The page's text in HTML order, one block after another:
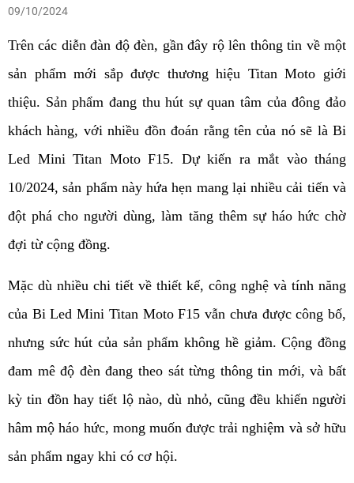
09/10/2024
Trên các diễn đàn độ đèn, gần đây rộ lên thông tin về một
sản phẩm mới sắp được thương hiệu Titan Moto giới
thiệu. Sản phẩm đang thu hút sự quan tâm của đông đảo
khách hàng, với nhiều đồn đoán rằng tên của nó sẽ là Bi
Led Mini Titan Moto F15. Dự kiến ra mắt vào tháng
10/2024, sản phẩm này hứa hẹn mang lại nhiều cải tiến và
đột phá cho người dùng, làm tăng thêm sự háo hức chờ
đợi từ cộng đồng.
Mặc dù nhiều chi tiết về thiết kế, công nghệ và tính năng
của Bi Led Mini Titan Moto F15 vẫn chưa được công bố,
nhưng sức hút của sản phẩm không hề giảm. Cộng đồng
đam mê độ đèn đang theo sát từng thông tin mới, và bất
kỳ tin đồn hay tiết lộ nào, dù nhỏ, cũng đều khiến người
hâm mộ háo hức, mong muốn được trải nghiệm và sở hữu
sản phẩm ngay khi có cơ hội.